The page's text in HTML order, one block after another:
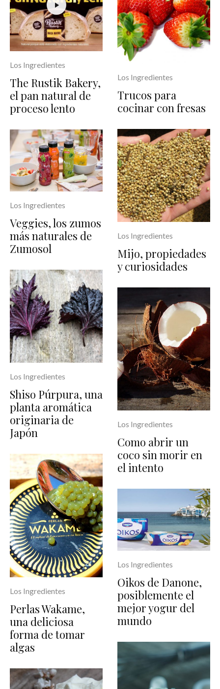
Los Ingredientes
The Rustik Bakery,
el pan natural de
proceso lento
Los Ingredientes
Veggies, los zumos
más naturales de
Zumosol
Los Ingredientes
Shiso Púrpura, una
planta aromática
originaria de
Japón
Los Ingredientes
Perlas Wakame,
una deliciosa
forma de tomar
algas
Los Ingredientes
Trucos para
cocinar con fresas
Los Ingredientes
Mijo, propiedades
y curiosidades
Los Ingredientes
Como abrir un
coco sin morir en
el intento
Los Ingredientes
Oikos de Danone,
posiblemente el
mejor yogur del
mundo